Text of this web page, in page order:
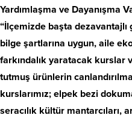
Yardımlaşma ve Dayanışma
“İlçemizde başta
bilge şartlarına uygun, aile
farkındalık yaratacak kurslar
tutmuş ürünlerin
kurslarımız; elpek bezi
seracılık kültür mantarcıları,